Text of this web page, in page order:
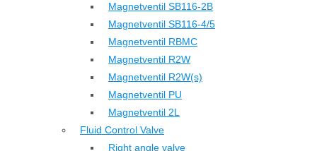
Magnetventil SB116-2B
Magnetventil SB116-4/5
Magnetventil RBMC
Magnetventil R2W
Magnetventil R2W(s)
Magnetventil PU
Magnetventil 2L
Fluid Control Valve
Right angle valve